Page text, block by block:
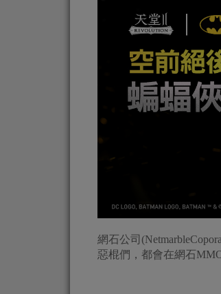
網石公司
惡棍們，都會在網石